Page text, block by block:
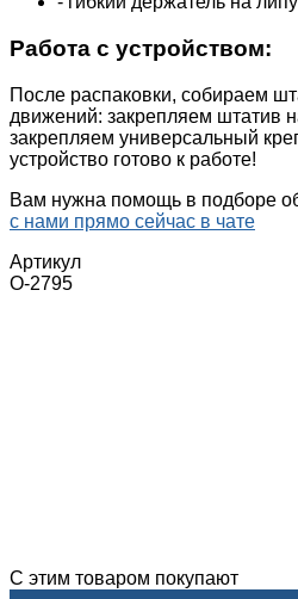
Работа с устройством:
После распаковки, собираем
движений: закрепляем штатив
закрепляем универсальный
устройство готово к работе!
Вам нужна помощь в подборе
с нами прямо сейчас в чате
Артикул
О-2795
С этим товаром покупают